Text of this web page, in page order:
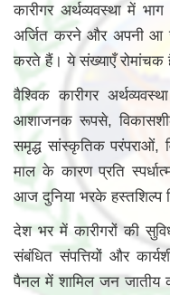
कारीगर अर्थव्यवस्था में
अर्जित करने और अपनी आ
करते हैं। ये संख्याएँ
वैश्विक कारीगर
आशाजनक रूपसे,
समृद्ध सांस्कृतिक परंपराओं,
माल के कारण प्रति
आज दुनिया भरके हस्तशिल्प
देश भर में कारीगरों की
संबंधित संपत्तियों और
पैनल में शामिल जन जातीय